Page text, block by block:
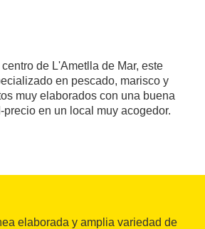
de L'Ametlla de Mar, este
en pescado, marisco y
muy elaborados con una buena
en un local muy acogedor.
elaborada y amplia variedad de